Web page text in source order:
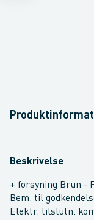
Beskrivelse
+ forsyning Brun -
Bem. til
Elektr. tilslutn.